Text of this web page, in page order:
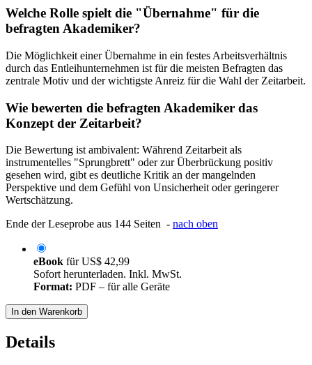
Welche Rolle spielt die "Übernahme" für die
befragten Akademiker?
Die Möglichkeit einer Übernahme in ein festes Arbeitsverhältnis
durch das Entleihunternehmen ist für die meisten Befragten das
zentrale Motiv und der wichtigste Anreiz für die Wahl der Zeitarbeit.
Wie bewerten die befragten Akademiker das
Konzept der Zeitarbeit?
Die Bewertung ist ambivalent: Während Zeitarbeit als
instrumentelles "Sprungbrett" oder zur Überbrückung positiv
gesehen wird, gibt es deutliche Kritik an der mangelnden
Perspektive und dem Gefühl von Unsicherheit oder geringerer
Wertschätzung.
Ende der Leseprobe aus 144 Seiten - nach oben
eBook fürUS$ 42,99
Sofort herunterladen. Inkl. MwSt.
Format: PDF – für alle Geräte
In den Warenkorb
Details